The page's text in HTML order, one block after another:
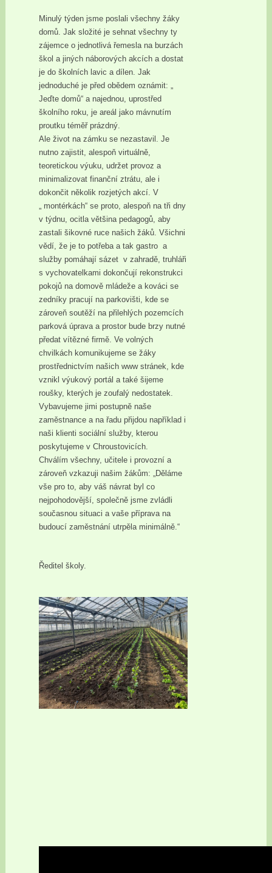
Minulý týden jsme poslali všechny žáky
domů. Jak složité je sehnat všechny ty
zájemce o jednotlivá řemesla na burzách
škol a jiných náborových akcích a dostat
je do školních lavic a dílen. Jak
jednoduché je před obědem oznámit: „
Jeďte domů“ a najednou, uprostřed
školního roku, je areál jako mávnutím
proutku téměř prázdný.
Ale život na zámku se nezastavil. Je
nutno zajistit, alespoň virtuálně,
teoretickou výuku, udržet provoz a
minimalizovat finanční ztrátu, ale i
dokončit několik rozjetých akcí. V
„ montérkách“ se proto, alespoň na tři dny
v týdnu, ocitla většina pedagogů, aby
zastali šikovné ruce našich žáků. Všichni
vědí, že je to potřeba a tak gastro a
služby pomáhají sázet v zahradě, truhláři
s vychovatelkami dokončují rekonstrukci
pokojů na domově mládeže a kováci se
zedníky pracují na parkovišti, kde se
zároveň soutěží na přilehlých pozemcích
parková úprava a prostor bude brzy nutné
předat vítězné firmě. Ve volných
chvilkách komunikujeme se žáky
prostřednictvím našich www stránek, kde
vznikl výukový portál a také šijeme
roušky, kterých je zoufalý nedostatek.
Vybavujeme jimi postupně naše
zaměstnance a na řadu přijdou například i
naši klienti sociální služby, kterou
poskytujeme v Chroustovicích.
Chválím všechny, učitele i provozní a
zároveň vzkazuji našim žákům: „Děláme
vše pro to, aby váš návrat byl co
nejpohodovější, společně jsme zvládli
současnou situaci a vaše příprava na
budoucí zaměstnání utrpěla minimálně.“
Ředitel školy.